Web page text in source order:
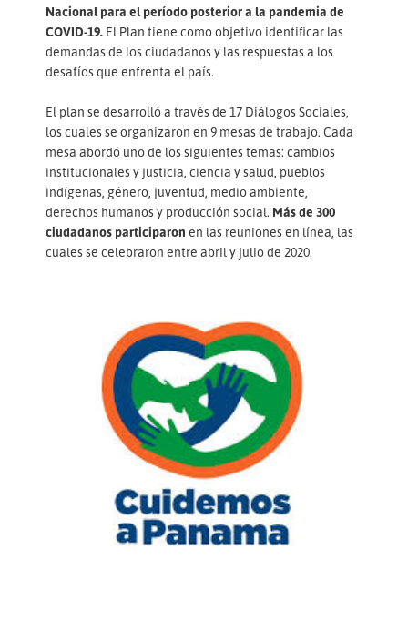
Nacional para el período posterior a la pandemia de
COVID-19. El Plan tiene como objetivo identificar las
demandas de los ciudadanos y las respuestas a los
desafíos que enfrenta el país.
El plan se desarrolló a través de 17 Diálogos Sociales,
los cuales se organizaron en 9 mesas de trabajo. Cada
mesa abordó uno de los siguientes temas: cambios
institucionales y justicia, ciencia y salud, pueblos
indígenas, género, juventud, medio ambiente,
derechos humanos y producción social. Más de 300
ciudadanos participaron en las reuniones en línea, las
cuales se celebraron entre abril y julio de 2020.